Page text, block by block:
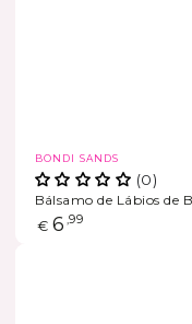
Marca
BONDI SANDS
(0)
Bálsamo de Lábios de
Preço
€ 6 ,99